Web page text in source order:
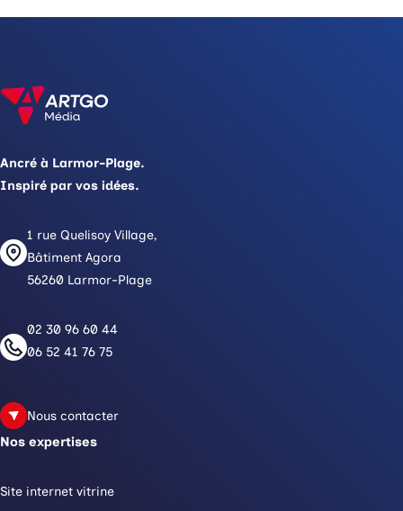
Ancré à Larmor-Plage.
Inspiré par vos idées.
1 rue Quelisoy Village,
Bâtiment Agora
56260 Larmor-Plage
02 30 96 60 44
06 52 41 76 75
Nous contacter
Nos expertises
Site internet vitrine